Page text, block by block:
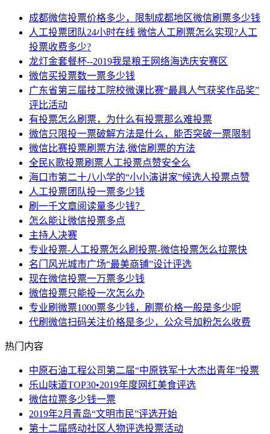
成都微信投票价格多少，限制成都地区微信刷票多少钱
人工投票团队24小时在线 微信人工刷票怎么实现?人工
投票收费多少?
龙灯金套餐杯--2019我是粮王网络海选庆安赛区
微信买投票数一票多少钱
广东省第三届技工院校微课比赛“最具人气获奖作品奖”
评比活动
有投票怎么刷票，为什么有投票那么难投票
微信只限投一票破解方法是什么，能否突破一票限制
微信比赛投票刷票方法,微信刷票的方法
全民K歌投票刷票人工投票点赞安全么
海口市第二十八小学的“小小演讲家”候选人投票点赞
人工投票团队投一票多少钱
刷一千文章阅读量多少钱？
怎么能让微信投票多点
主持人决赛
专业投票-人工投票怎么刷投票-微信投票怎么拉票快
名门风光城市广场“最美商铺”设计评选
现在微信投票一万票多少钱
微信投票只能投一次怎么办
专业刷微票1000票多少钱，刷票价格一般是多少呢
代刷微信扫码关注价格是多少，公众号加粉怎么收费
热门内容
中原石油工程公司第二届“中原铁军十大杰出青年”投票
乐山味道TOP30•2019年度网红美食评选
微信拉票多少钱一票
2019年2月青岛“文明市民”评选开始
第十二届感动社区人物评选投票活动